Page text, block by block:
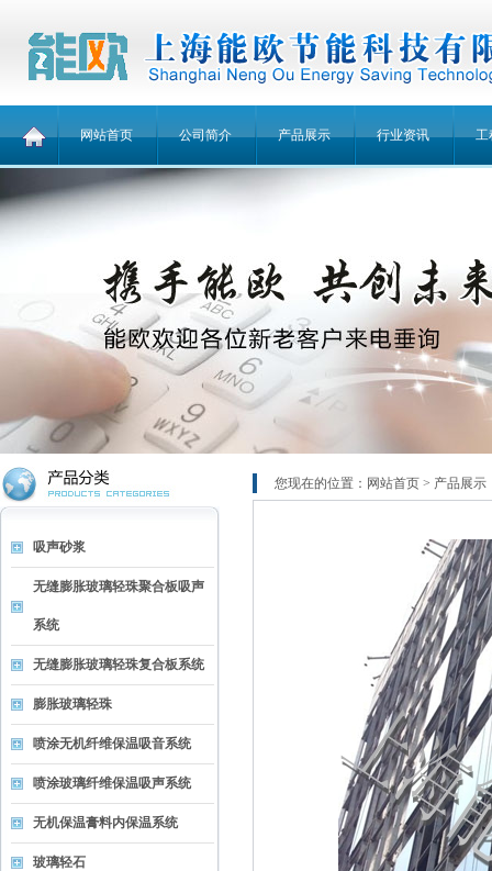
网站首页 公司简介 产品展示 行业资讯 工
吸声砂浆
无缝膨胀玻璃轻珠聚合板吸声
系统
无缝膨胀玻璃轻珠复合板系统
膨胀玻璃轻珠
喷涂无机纤维保温吸音系统
喷涂玻璃纤维保温吸声系统
无机保温膏料内保温系统
玻璃轻石
您现在的位置： 网站首页 > 产品展示